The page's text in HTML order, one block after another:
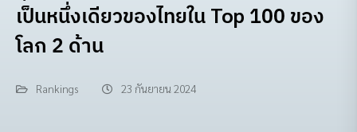
เป็นหนึ่งเดียวของไทยใน Top 100 ของ
โลก 2 ด้าน
Rankings 23 กันยายน 2024